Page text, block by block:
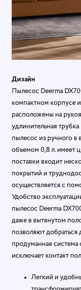
Дизайн
Пылесос Deerma
компактном корпусе
расположены на
удлинительная
пылесос из ручного в
объемом 0,8 л. имеет
поставки входит
покрытий и
осуществляется с
Удобство
пылесос Deerma
даже в вытянутом
позволяют добраться
продуманная
исключает контакт
Легкий и